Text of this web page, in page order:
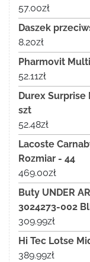
57.00zł
Daszek
8.20zł
Pharmovit
52.11zł
Durex Surprise
szt
52.48zł
Lacoste
Rozmiar - 44
469.00zł
Buty UNDER
3024273-002
309.99zł
Hi Tec Lotse
389.99zł